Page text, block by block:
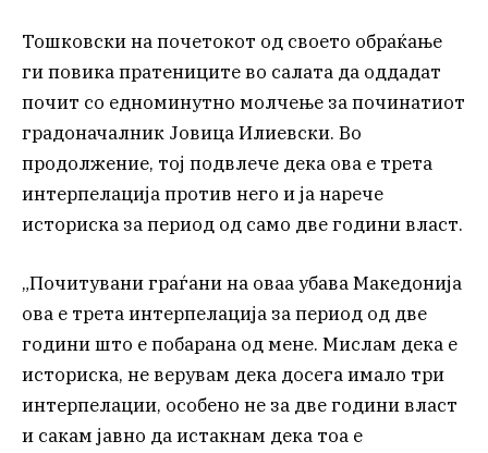
Тошковски на почетокот од своето обраќање
ги повика пратениците во салата да оддадат
почит со едноминутно молчење за починатиот
градоначалник Јовица Илиевски. Во
продолжение, тој подвлече дека ова е трета
интерпелација против него и ја нарече
историска за период од само две години власт.
„Почитувани граѓани на оваа убава Македонија
ова е трета интерпелација за период од две
години што е побарана од мене. Мислам дека е
историска, не верувам дека досега имало три
интерпелации, особено не за две години власт
и сакам јавно да истакнам дека тоа е